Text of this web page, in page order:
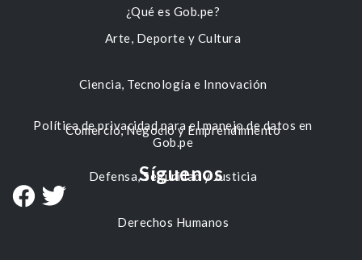
Arte, Deporte y Cultura
Ciencia, Tecnología e Innovación
Comercio, Negocio y Emprendimiento
Defensa, Seguridad y Justicia
Derechos Humanos
¿Qué es Gob.pe?
Política de privacidad para el manejo de datos en
Gob.pe
Síguenos